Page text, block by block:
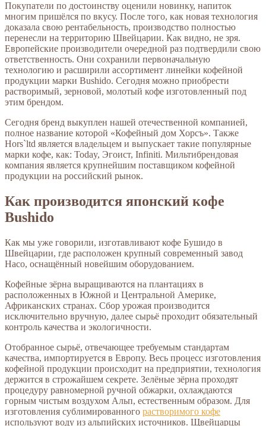
Покупатели по достоинству оценили новинку, напиток
многим пришёлся по вкусу. После того, как новая технология
доказала свою рентабельность, производство полностью
перенесли на территорию Швейцарии. Как видно, не зря.
Европейские производители очередной раз подтвердили свою
ответственность. Они сохранили первоначальную
технологию и расширили ассортимент линейки кофейной
продукции марки Bushido. Сегодня можно приобрести
растворимый, зерновой, молотый кофе изготовленный под
этим брендом.
Сегодня бренд выкуплен нашей отечественной компанией,
полное название которой «Кофейный дом Хорсъ». Также
Hors`ltd является владельцем и выпускает такие популярные
марки кофе, как: Today, Эгоист, Infiniti. Мильтибрендовая
компания является крупнейшим поставщиком кофейной
продукции на российский рынок.
Как производится японский кофе
Bushido
Как мы уже говорили, изготавливают кофе Бушидо в
Швейцарии, где расположен крупный современный завод
Haco, оснащённый новейшим оборудованием.
Кофейные зёрна выращиваются на плантациях в
расположенных в Южной и Центральной Америке,
Африканских странах. Сбор урожая производится
исключительно вручную, далее сырьё проходит обязательный
контроль качества и экологичности.
Отобранное сырьё, отвечающее требуемым стандартам
качества, импортируется в Европу. Весь процесс изготовления
кофейной продукции происходит на предприятии, технология
держится в строжайшем секрете. Зелёные зёрна проходят
процедуру равномерной ручной обжарки, охлаждаются
горным чистым воздухом Альп, естественным образом. Для
изготовления сублимированного растворимого кофе
используют воду из альпийских источников. Щвейцарцы